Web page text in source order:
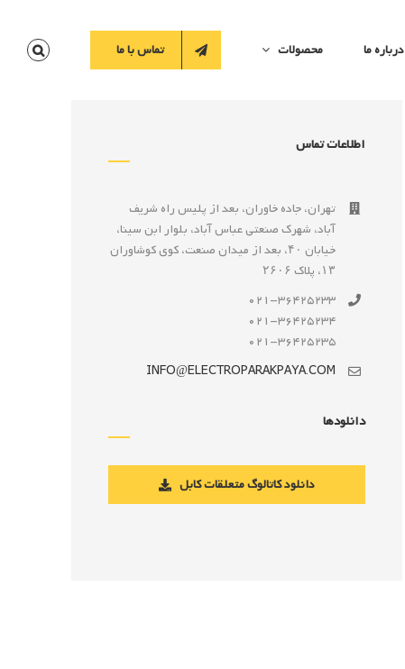
درباره ما محصولات تماس با ما
اطلاعات تماس
تهران، جاده خاوران، بعد از پليس راه شريف
آباد، شهرک صنعتى عباس آباد، بلوار ابن سينا،
خيابان ۴۰، بعد از ميدان صنعت، كوی كوشاوران
۱۳، پلاک ۲۶۰۶
021-36425233
021-36425234
021-36425235
INFO@ELECTROPARAKPAYA.COM
دانلودها
دانلود کاتالوگ متعلقات کابل